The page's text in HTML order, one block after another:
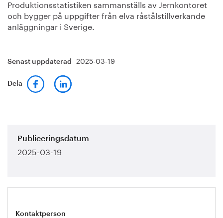
Produktionsstatistiken sammanställs av Jernkontoret
och bygger på uppgifter från elva råstålstillverkande
anläggningar i Sverige.
Senast uppdaterad 2025-03-19
Dela
Publiceringsdatum
2025-03-19
Kontaktperson